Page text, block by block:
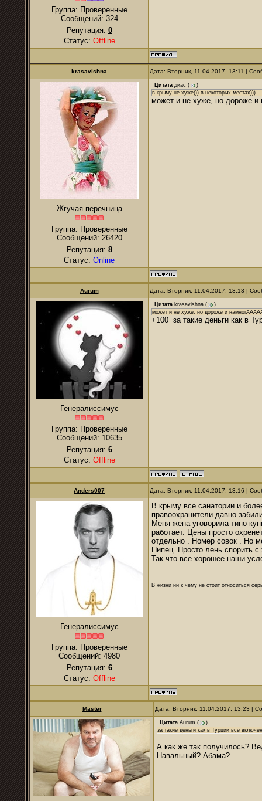
Группа: Проверенные
Сообщений: 324
Репутация: 0
Статус: Offline
krasavishna Дата: Вторник, 11.04.2017, 13:11 |
Жгучая перечница
Группа: Проверенные
Сообщений: 26420
Репутация: 8
Статус: Online
Цитата диас (
)
в крыму не хуже))) в некоторых местах)))
может и не хуже, но дороже
Aurum Дата: Вторник, 11.04.2017, 13:13 |
Генералиссимус
Группа: Проверенные
Сообщений: 10635
Репутация: 6
Статус: Offline
Цитата krasavishna (
)
может и не хуже, но дороже и
+100 за такие деньги как в
Anders007 Дата: Вторник, 11.04.2017, 13:16 |
Генералиссимус
Группа: Проверенные
Сообщений: 4980
Репутация: 6
Статус: Offline
В крыму все санатории и
правоохранители давно
Меня жена уговорила типо
работает. Цены просто
отдельно . Номер совок . Но
Пипец. Просто лень спорить
Так что все хорошее наши
В жизни ни к чему не стоит относиться
Master Дата: Вторник, 11.04.2017, 13:23 |
Цитата Aurum (
)
за такие деньги как в Турции все
А как же так получилось?
Навальный? Абама?